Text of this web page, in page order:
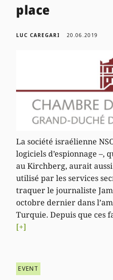
place
LUC CAREGARI 20.06.2019
La société israélienne
logiciels d’espionnage
au Kirchberg, aurait
utilisé par les services
traquer le journaliste
octobre dernier dans
Turquie. Depuis que ces
[+]
EVENT